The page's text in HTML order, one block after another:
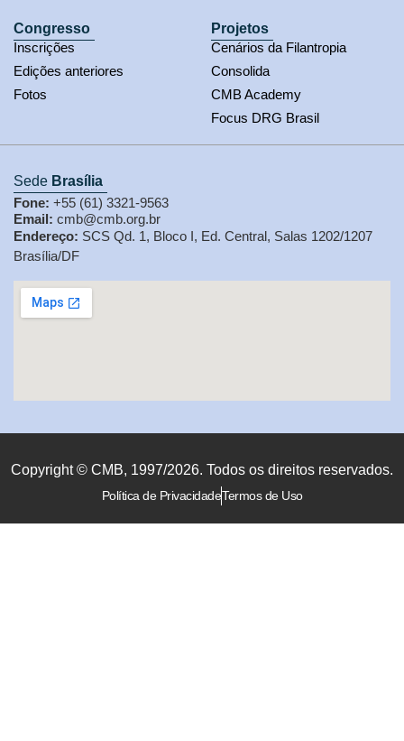
Congresso
Inscrições
Edições anteriores
Fotos
Projetos
Cenários da Filantropia
Consolida
CMB Academy
Focus DRG Brasil
Sede Brasília
Fone: +55 (61) 3321-9563
Email: cmb@cmb.org.br
Endereço: SCS Qd. 1, Bloco I, Ed. Central, Salas 1202/1207
Brasília/DF
Copyright © CMB, 1997/2026. Todos os direitos reservados.
Política de PrivacidadeTermos de Uso